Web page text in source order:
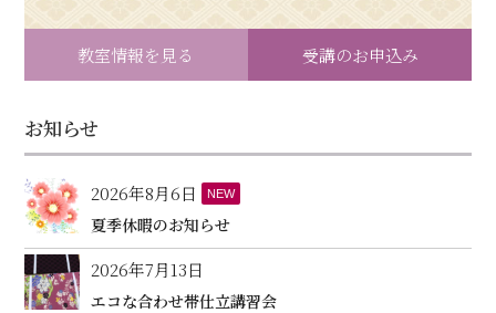
教室情報を見る 受講のお申込み
お知らせ
2026年8月6日 NEW
夏季休暇のお知らせ
2026年7月13日
エコな合わせ帯仕立講習会